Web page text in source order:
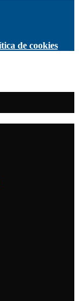
de cookies